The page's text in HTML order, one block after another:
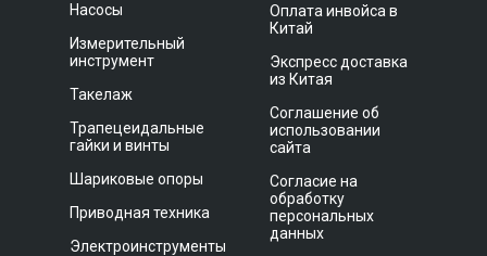
Насосы
Измерительный
инструмент
Такелаж
Трапецеидальные
гайки и винты
Шариковые опоры
Приводная техника
Электроинструменты
Оплата инвойса в
Китай
Экспресс доставка
из Китая
Соглашение об
использовании
сайта
Согласие на
обработку
персональных
данных